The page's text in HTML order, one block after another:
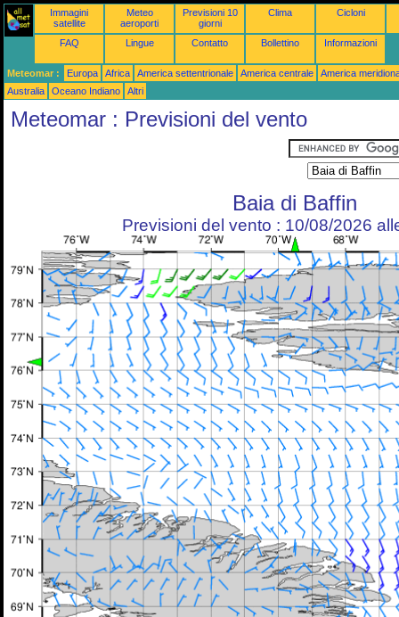
Immagini
satellite
Meteo
aeroporti
Previsioni 10
giorni
Clima Cicloni
FAQ Lingue Contatto Bollettino Informazioni
Meteomar : Europa Africa America settentrionale America centrale
America
Australia
Oceano Indiano Altri
Meteomar : Previsioni del vento
Baia di Baffin
Previsioni del vento : 10/08/2026